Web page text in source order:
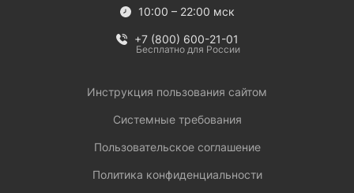
10:00 – 22:00 мск
+7 (800) 600-21-01
Бесплатно для России
Инструкция пользования сайтом
Системные требования
Пользовательское соглашение
Политика конфиденциальности